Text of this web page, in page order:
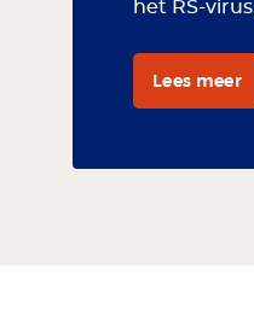
het RS-
Lees meer